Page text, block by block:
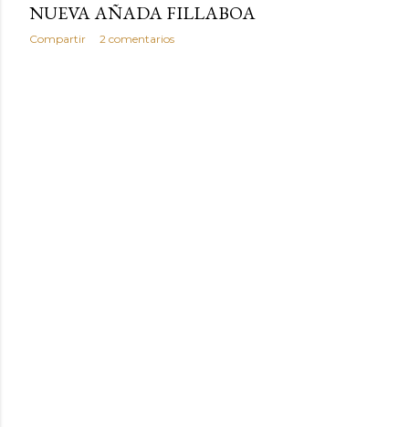
NUEVA AÑADA FILLABOA
Compartir 2 comentarios